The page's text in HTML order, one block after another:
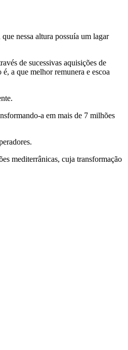
nessa altura possuía um lagar
de sucessivas aquisições de
a que melhor remunera e escoa
a em mais de 7 milhões
mediterrânicas, cuja transformação